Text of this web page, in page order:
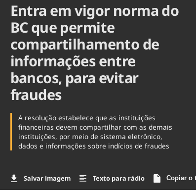
Brasil
Entra em vigor norma do
BC que permite
compartilhamento de
informações entre
bancos, para evitar
fraudes
A resolução estabelece que as instituições
financeiras devem compartilhar com as demais
instituições, por meio de sistema eletrônico,
dados e informações sobre indícios de fraudes
Salvar imagem Texto para rádio Copiar o